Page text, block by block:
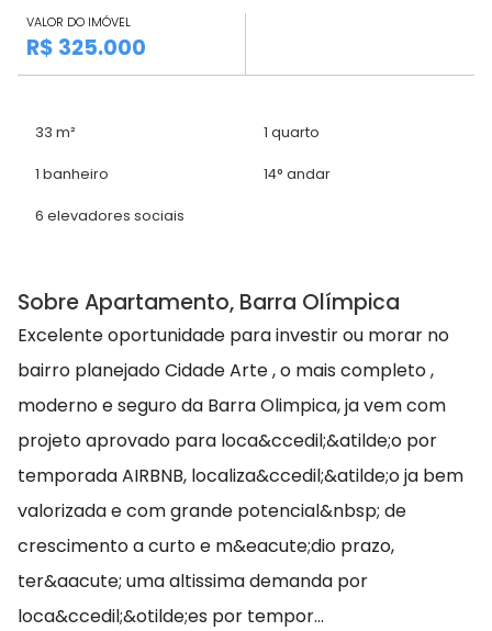
VALOR DO IMÓVEL
R$ 325.000
33 m² 1 quarto
1 banheiro 14° andar
6 elevadores sociais
Sobre Apartamento, Barra Olímpica
Excelente oportunidade para investir ou morar no
bairro planejado Cidade Arte , o mais completo ,
moderno e seguro da Barra Olimpica, ja vem com
projeto aprovado para loca&ccedil;&atilde;o por
temporada AIRBNB, localiza&ccedil;&atilde;o ja bem
valorizada e com grande potencial&nbsp; de
crescimento a curto e m&eacute;dio prazo,
ter&aacute; uma altissima demanda por
loca&ccedil;&otilde;es por tempor...